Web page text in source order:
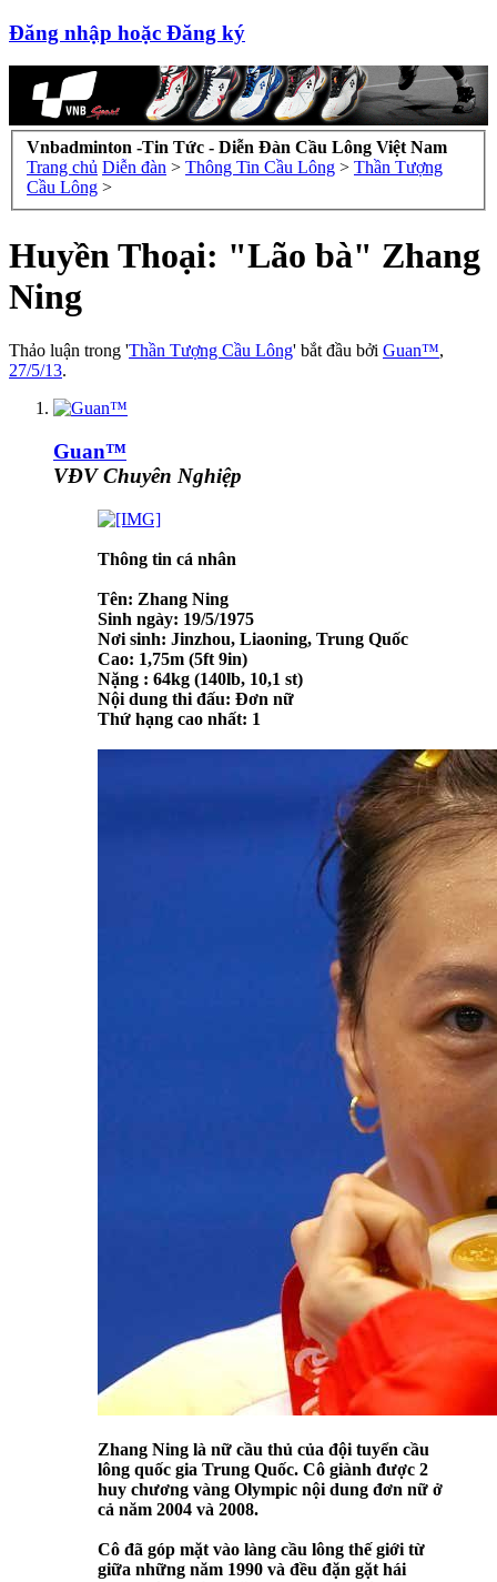
Đăng nhập hoặc Đăng ký
Vnbadminton -Tin Tức - Diễn Đàn Cầu Lông Việt Nam
Trang chủ Diễn đàn > Thông Tin Cầu Lông > Thần Tượng
Cầu Lông >
Huyền Thoại: "Lão bà" Zhang
Ning
Thảo luận trong 'Thần Tượng Cầu Lông' bắt đầu bởi Guan™,
27/5/13.
Guan™
VĐV Chuyên Nghiệp
Thông tin cá nhân
Tên: Zhang Ning
Sinh ngày: 19/5/1975
Nơi sinh: Jinzhou, Liaoning, Trung Quốc
Cao: 1,75m (5ft 9in)
Nặng : 64kg (140lb, 10,1 st)
Nội dung thi đấu: Đơn nữ
Thứ hạng cao nhất: 1
Zhang Ning là nữ cầu thủ của đội tuyển cầu
lông quốc gia Trung Quốc. Cô giành được 2
huy chương vàng Olympic nội dung đơn nữ ở
cả năm 2004 và 2008.
Cô đã góp mặt vào làng cầu lông thế giới từ
giữa những năm 1990 và đều đặn gặt hái